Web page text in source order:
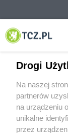
© 2001-2026 Tczew -
Drogi
Na naszej
partnerów
na urządzeniu
unikalne
przez